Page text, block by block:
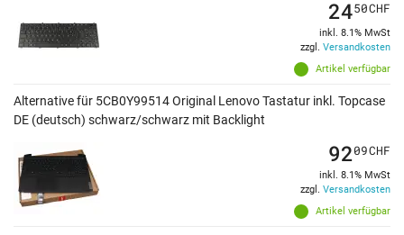
Artikel verfügbar
2450CHF
inkl. 8.1% MwSt
zzgl. Versandkosten
Alternative für 5CB0Y99514 Original Lenovo Tastatur inkl. Topcase
DE (deutsch) schwarz/schwarz mit Backlight
Artikel verfügbar
9209CHF
inkl. 8.1% MwSt
zzgl. Versandkosten